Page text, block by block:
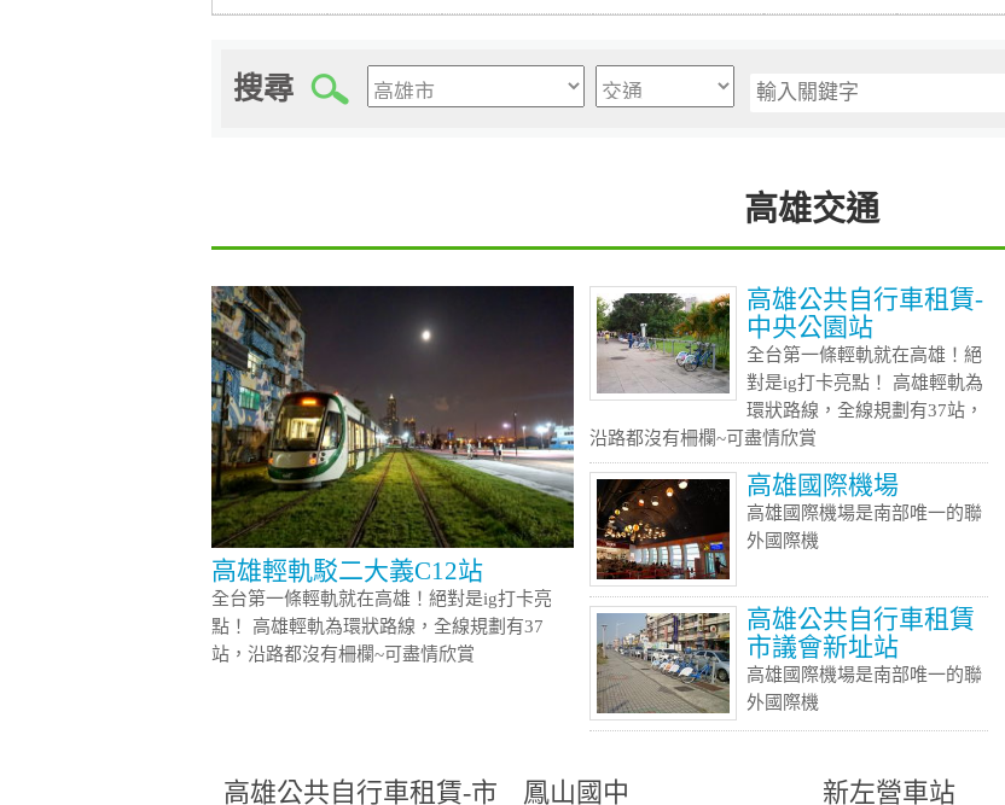
搜尋
高雄交通
高雄輕軌駁二大義C12站
全台第一條輕軌就在高雄！絕對是ig打卡亮
點！ 高雄輕軌為環狀路線，全線規劃有37
站，沿路都沒有柵欄~可盡情欣賞
高雄公共自行車租賃-
中央公園站
全台第一條輕軌就在高雄！絕
對是ig打卡亮點！ 高雄輕軌為
環狀路線，全線規劃有37站，
沿路都沒有柵欄~可盡情欣賞
高雄國際機場
高雄國際機場是南部唯一的聯
外國際機
高雄公共自行車租賃
市議會新址站
高雄國際機場是南部唯一的聯
外國際機
高雄公共自行車租賃-市
鳳山國中 新左營車站